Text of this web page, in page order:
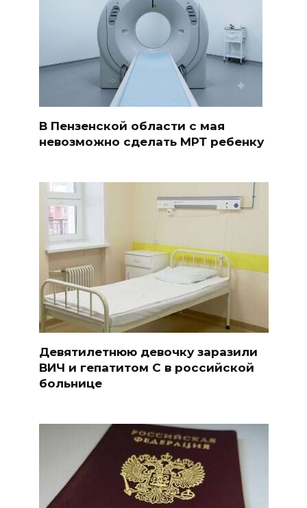
В Пензенской области с мая
невозможно сделать МРТ ребенку
Девятилетнюю девочку заразили
ВИЧ и гепатитом С в российской
больнице